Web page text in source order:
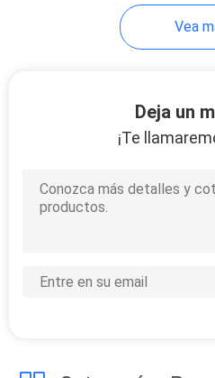
Retrete
del cortijo
Vea
Deja un
¡Te